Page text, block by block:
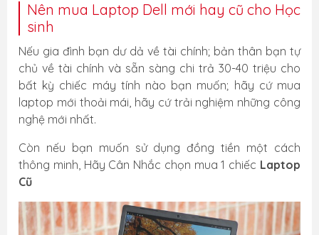
Nên mua Laptop Dell mới hay cũ cho Học
sinh
Nếu gia đình bạn dư dả về tài chính; bản thân bạn tự
chủ về tài chính và sẵn sàng chi trả 30-40 triệu cho
bất kỳ chiếc máy tính nào bạn muốn; hãy cứ mua
laptop mới thoải mái, hãy cứ trải nghiệm những công
nghệ mới nhất.
Còn nếu bạn muốn sử dụng đồng tiền một cách
thông minh, Hãy Cân Nhắc chọn mua 1 chiếc Laptop
Cũ